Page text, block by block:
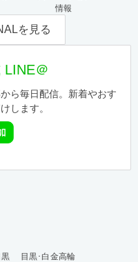
情報
を見る
LINE＠
ら毎日配信。新着やおす
します。
目黒･白金高輪